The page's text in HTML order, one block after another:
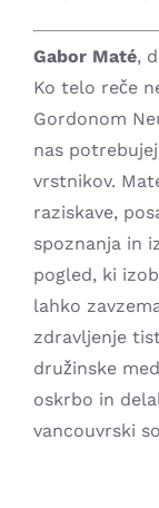
Gabor Maté,
Ko telo reče
Gordonom
nas
vrstnikov.
raziskave,
spoznanja in
pogled, ki
lahko
zdravljenje
družinske
oskrbo in
vancouvrski